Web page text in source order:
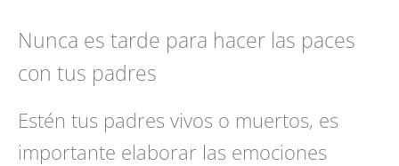
Nunca es tarde para hacer las paces
con tus padres
Estén tus padres vivos o muertos, es
importante elaborar las emociones